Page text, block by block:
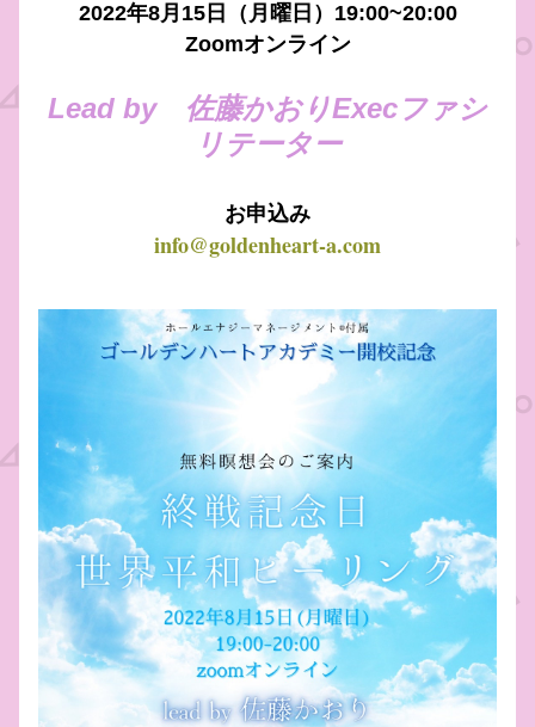
2022年8月15日（月曜日）19:00~20:00
Zoomオンライン
Lead by　佐藤かおりExecファシ
リテーター
お申込み
info@goldenheart-a.com